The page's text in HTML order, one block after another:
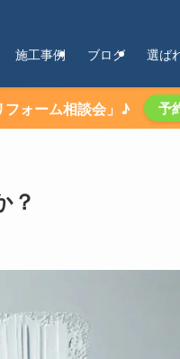
施工事例 ブログ 選ば
フォーム相談会」♪ 予
？